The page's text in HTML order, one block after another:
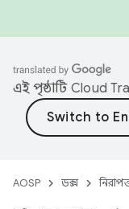
এই পৃষ্ঠাটি Cloud
AOSP ডক্স